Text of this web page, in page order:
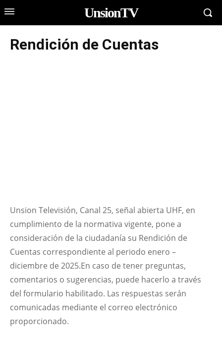
UnsionTV
Rendición de Cuentas
Unsion Televisión, Canal 25, señal abierta UHF, en
cumplimiento de la normativa vigente, pone a
consideración de la ciudadanía su Rendición de
Cuentas correspondiente al periodo enero –
diciembre de 2025.En caso de tener preguntas,
comentarios o sugerencias, puede hacerlo a través
del formulario habilitado. Las respuestas serán
comunicadas mediante el correo electrónico
proporcionado.